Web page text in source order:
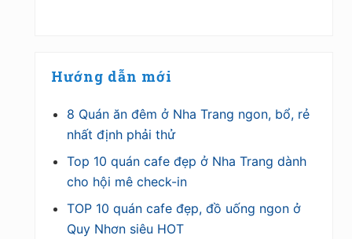
Hướng dẫn mới
8 Quán ăn đêm ở Nha Trang ngon, bổ, rẻ
nhất định phải thử
Top 10 quán cafe đẹp ở Nha Trang dành
cho hội mê check-in
TOP 10 quán cafe đẹp, đồ uống ngon ở
Quy Nhơn siêu HOT